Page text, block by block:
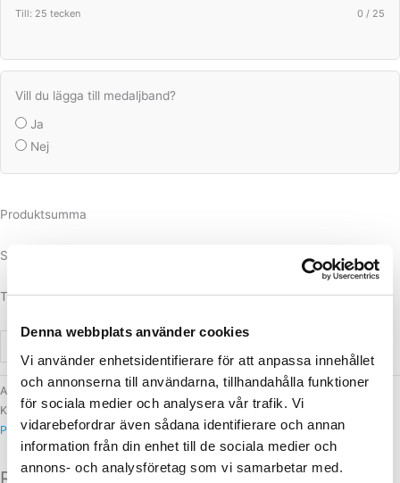
Denna webbplats använder cookies
Vi använder enhetsidentifierare för att anpassa innehållet
och annonserna till användarna, tillhandahålla funktioner
för sociala medier och analysera vår trafik. Vi
vidarebefordrar även sådana identifierare och annan
information från din enhet till de sociala medier och
annons- och analysföretag som vi samarbetar med.
0 / 25
Till: 25 tecken
Vill du lägga till medaljband?
Ja
Nej
Produktsumma
Summa för extraval
Totalsumma
Artikelnummer837-MMC3080/G
Kategorier Medalj fotboll, Medaljer,Medaljer & tillbehör, Priser och pokaler
Priser till tävlingar
Relaterade produkter